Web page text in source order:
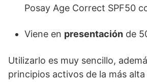
Posay Age Correct SPF50
Viene en presentación de
Utilizarlo es muy sencillo,
principios activos de la más